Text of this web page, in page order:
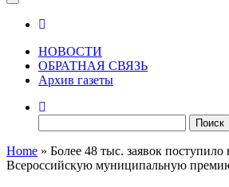
НОВОСТИ
ОБРАТНАЯ СВЯЗЬ
Архив газеты
Home » Более 48 тыс. заявок поступило
Всероссийскую муниципальную